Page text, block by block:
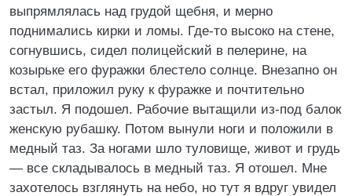
выпрямлялась над грудой щебня, и мерно
поднимались кирки и ломы. Где-то высоко на стене,
согнувшись, сидел полицейский в пелерине, на
козырьке его фуражки блестело солнце. Внезапно он
встал, приложил руку к фуражке и почтительно
застыл. Я подошел. Рабочие вытащили из-под балок
женскую рубашку. Потом вынули ноги и положили в
медный таз. За ногами шло туловище, живот и грудь
— все складывалось в медный таз. Я отошел. Мне
захотелось взглянуть на небо, но тут я вдруг увидел